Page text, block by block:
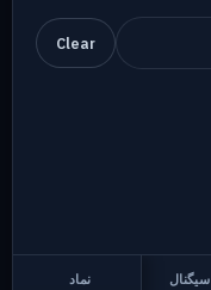
Clear
نماد سیگنال